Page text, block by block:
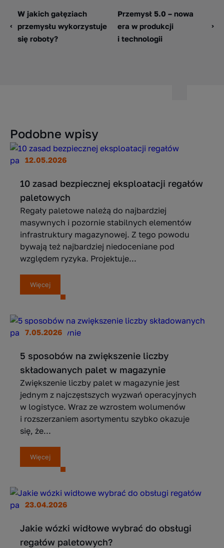
W jakich gałęziach
przemysłu wykorzystuje
się roboty?
Przemysł 5.0 – nowa
era w produkcji
i technologii
Podobne wpisy
12.05.2026
10 zasad bezpiecznej eksploatacji regałów
paletowych
Regały paletowe należą do najbardziej
masywnych i pozornie stabilnych elementów
infrastruktury magazynowej. Z tego powodu
bywają też najbardziej niedoceniane pod
względem ryzyka. Projektuje...
Więcej
7.05.2026
5 sposobów na zwiększenie liczby
składowanych palet w magazynie
Zwiększenie liczby palet w magazynie jest
jednym z najczęstszych wyzwań operacyjnych
w logistyce. Wraz ze wzrostem wolumenów
i rozszerzaniem asortymentu szybko okazuje
się, że...
Więcej
23.04.2026
Jakie wózki widłowe wybrać do obsługi
regałów paletowych?